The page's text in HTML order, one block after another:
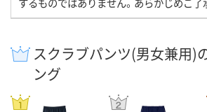
スクラブパンツ(男女兼用)
ング